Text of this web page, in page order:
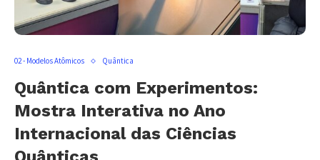
02 - Modelos Atômicos Quântica
Quântica com Experimentos:
Mostra Interativa no Ano
Internacional das Ciências